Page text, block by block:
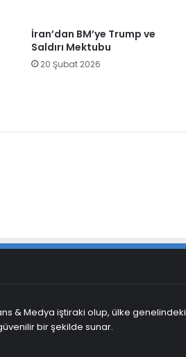
İran’dan BM’ye Trump ve
Saldırı Mektubu
20 Şubat 2026
& Medya iştiraki olup, ülke genelindeki
bir şekilde sunar.